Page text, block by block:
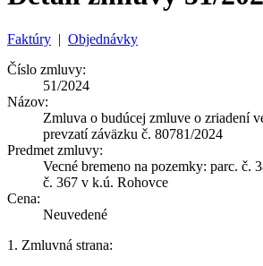
Faktúry | Objednávky
Číslo zmluvy:
51/2024
Názov:
Zmluva o budúcej zmluve o zriadení
prevzatí záväzku č. 80781/2024
Predmet zmluvy:
Vecné bremeno na pozemky: parc. č.
č. 367 v k.ú. Rohovce
Cena:
Neuvedené
1. Zmluvná strana: